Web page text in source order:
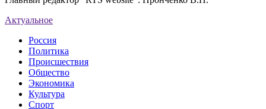
Актуальное
Россия
Политика
Происшествия
Общество
Экономика
Культура
Спорт